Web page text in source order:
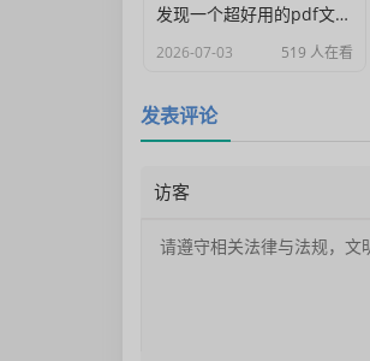
发现一个超好用的pdf文档编辑器
2026-07-03 519 人在看
发表评论